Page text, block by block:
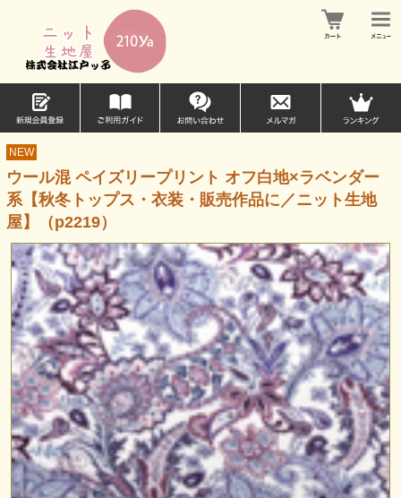
NEW
ウール混 ペイズリープリント オフ白地×ラベンダー
系【秋冬トップス・衣装・販売作品に／ニット生地
屋】（p2219）